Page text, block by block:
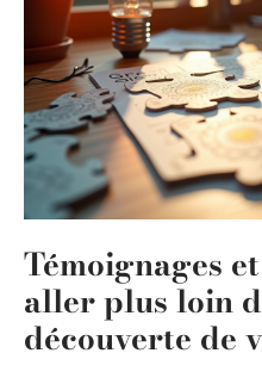
Témoignages
aller plus loin
découverte de